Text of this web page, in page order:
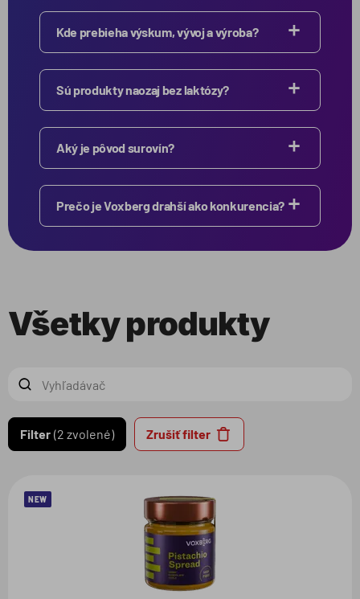
Kde prebieha výskum, vývoj a výroba?
Sú produkty naozaj bez laktózy?
Aký je pôvod surovín?
Prečo je Voxberg drahší ako konkurencia?
Všetky produkty
Filter 2 zvolené Zrušiť filter
NEW